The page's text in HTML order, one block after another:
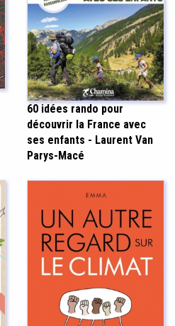
60 idées rando pour
découvrir la France avec
ses enfants - Laurent Van
Parys-Macé